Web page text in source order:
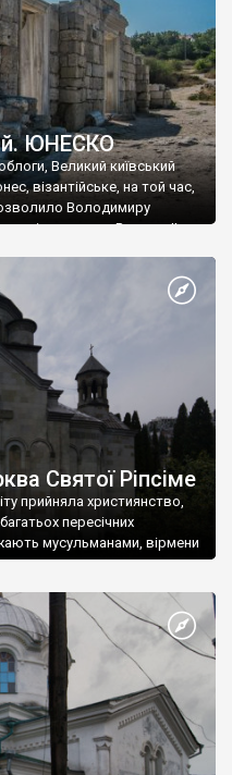
ЮНЕСКО
Великий київський
візантійське, на той час,
Володимиру
імператору Василю ІІ, та
Василем-християнином.
Херсонесу Таврійського
Святої Ріпсіме
прийняла християнство,
пересічних
мусульманами, вірмени